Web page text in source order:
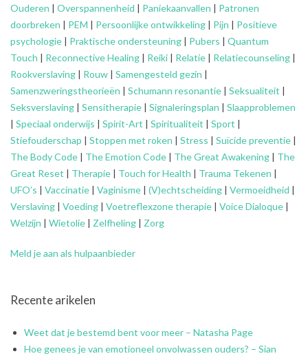
Ouderen | Overspannenheid | Paniekaanvallen | Patronen
doorbreken | PEM | Persoonlijke ontwikkeling | Pijn | Positieve
psychologie | Praktische ondersteuning | Pubers | Quantum
Touch | Reconnective Healing | Reiki | Relatie | Relatiecounseling |
Rookverslaving | Rouw | Samengesteld gezin |
Samenzweringstheorieën | Schumann resonantie | Seksualiteit |
Seksverslaving | Sensitherapie | Signaleringsplan | Slaapproblemen
| Speciaal onderwijs | Spirit-Art | Spiritualiteit | Sport |
Stiefouderschap | Stoppen met roken | Stress | Suïcide preventie |
The Body Code | The Emotion Code | The Great Awakening | The
Great Reset | Therapie | Touch for Health | Trauma Tekenen |
UFO’s | Vaccinatie | Vaginisme | (V)echtscheiding | Vermoeidheid |
Verslaving | Voeding | Voetreflexzone therapie | Voice Dialoque |
Welzijn | Wietolie | Zelfheling | Zorg
Meld je aan als hulpaanbieder
Recente arikelen
Weet dat je bestemd bent voor meer – Natasha Page
Hoe genees je van emotioneel onvolwassen ouders? – Sian